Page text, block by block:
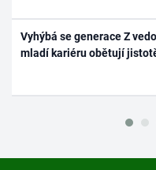
Vyhýbá se generace Z
mladí kariéru obětují